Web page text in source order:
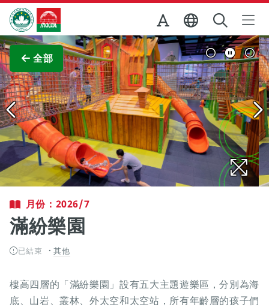
跳至主内容
澳門特別行政區政府旅遊局
全部
查看原圖
月份：2026/7
滿紛樂園
已結束 其他
樓高四層的「滿紛樂園」設有五大主題遊樂區，分別為海
底、山岩、叢林、外太空和太空站，所有年齡層的孩子們